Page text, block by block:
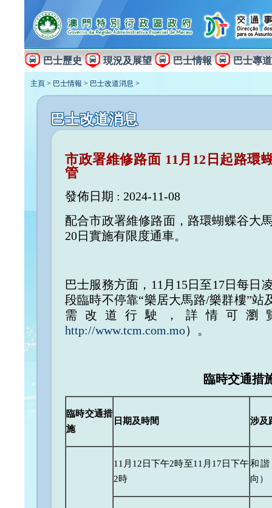
巴士歷史 現況及展望 巴士情報 巴士專道
主頁 > 巴士情報 > 巴士改道消息 >
巴士改道消息
市政署維修路面 11月12日起路環
管
發佈日期 : 2024-11-08
配合市政署維修路面，路環蝴蝶谷大
20日實施有限度通車。
巴士服務方面，11月15日至17日每日
段臨時不停靠“樂居大馬路/樂群樓”站
需改道行駛，詳情可瀏
http://www.tcm.com.mo）。
臨時交通措
臨時交通措
施
日期及時間 涉及
11月12日下午2時至11月17日下午
2時
和
向）